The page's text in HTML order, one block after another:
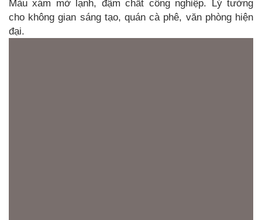
Màu xám mờ lạnh, đậm chất công nghiệp. Lý tưởng
cho không gian sáng tạo, quán cà phê, văn phòng hiện
đại.